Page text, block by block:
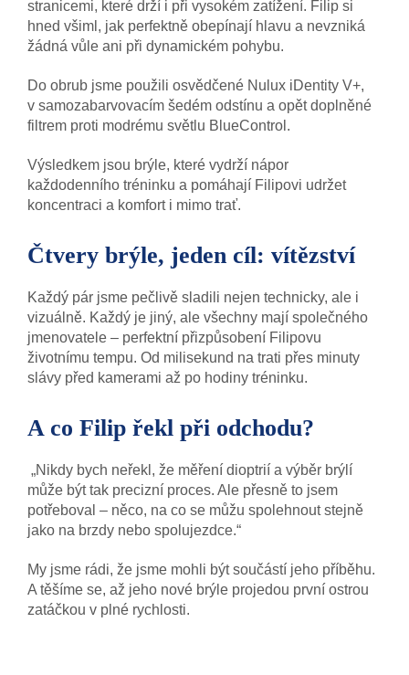
stranicemi, které drží i při vysokém zatížení. Filip si
hned všiml, jak perfektně obepínají hlavu a nevzniká
žádná vůle ani při dynamickém pohybu.
Do obrub jsme použili osvědčené Nulux iDentity V+,
v samozabarvovacím šedém odstínu a opět doplněné
filtrem proti modrému světlu BlueControl.
Výsledkem jsou brýle, které vydrží nápor
každodenního tréninku a pomáhají Filipovi udržet
koncentraci a komfort i mimo trať.
Čtvery brýle, jeden cíl: vítězství
Každý pár jsme pečlivě sladili nejen technicky, ale i
vizuálně. Každý je jiný, ale všechny mají společného
jmenovatele – perfektní přizpůsobení Filipovu
životnímu tempu. Od milisekund na trati přes minuty
slávy před kamerami až po hodiny tréninku.
A co Filip řekl při odchodu?
„Nikdy bych neřekl, že měření dioptrií a výběr brýlí
může být tak precizní proces. Ale přesně to jsem
potřeboval – něco, na co se můžu spolehnout stejně
jako na brzdy nebo spolujezdce.“
My jsme rádi, že jsme mohli být součástí jeho příběhu.
A těšíme se, až jeho nové brýle projedou první ostrou
zatáčkou v plné rychlosti.